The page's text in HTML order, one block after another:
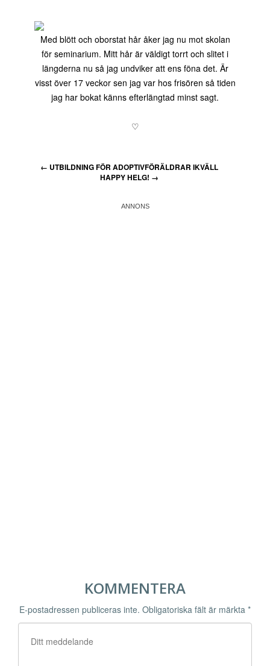
Med blött och oborstat hår åker jag nu mot skolan
för seminarium. Mitt hår är väldigt torrt och slitet i
längderna nu så jag undviker att ens föna det. Är
visst över 17 veckor sen jag var hos frisören så tiden
jag har bokat känns efterlängtad minst sagt.
♡
← UTBILDNING FÖR ADOPTIVFÖRÄLDRAR IKVÄLL
HAPPY HELG! →
KOMMENTERA
E-postadressen publiceras inte. Obligatoriska fält är märkta *